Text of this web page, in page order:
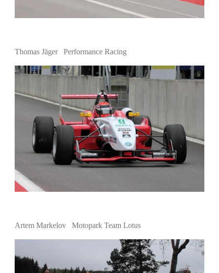
Thomas Jäger Performance Racing
Artem Markelov Motopark Team Lotus